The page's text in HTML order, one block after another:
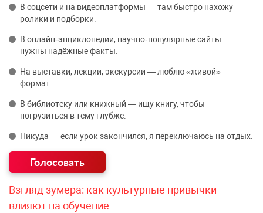
В соцсети и на видеоплатформы — там быстро нахожу
ролики и подборки.
В онлайн‑энциклопедии, научно‑популярные сайты —
нужны надёжные факты.
На выставки, лекции, экскурсии — люблю «живой»
формат.
В библиотеку или книжный — ищу книгу, чтобы
погрузиться в тему глубже.
Никуда — если урок закончился, я переключаюсь на отдых.
Взгляд зумера: как культурные привычки
влияют на обучение